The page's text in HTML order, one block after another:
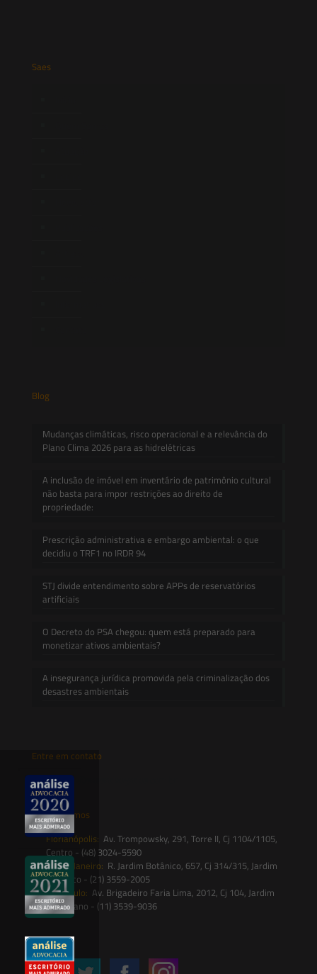
Saes
Blog
Mudanças climáticas, risco operacional e a relevância do
Plano Clima 2026 para as hidrelétricas
A inclusão de imóvel em inventário de patrimônio cultural
não basta para impor restrições ao direito de
propriedade:
Prescrição administrativa e embargo ambiental: o que
decidiu o TRF1 no IRDR 94
STJ divide entendimento sobre APPs de reservatórios
artificiais
O Decreto do PSA chegou: quem está preparado para
monetizar ativos ambientais?
A insegurança jurídica promovida pela criminalização dos
desastres ambientais
Entre em contato
contato@saesadvogados.com.br
Onde estamos
Florianópolis: Av. Trompowsky, 291, Torre II, Cj 1104/1105,
Centro - (48) 3024-5590
Rio de Janeiro: R. Jardim Botânico, 657, Cj 314/315, Jardim
Botânico - (21) 3559-2005
São Paulo: Av. Brigadeiro Faria Lima, 2012, Cj 104, Jardim
Paulistano - (11) 3539-9036
Siga-nos